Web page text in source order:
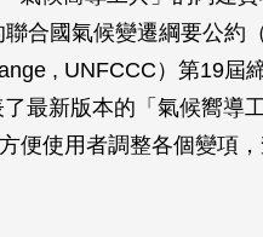
合國氣候變遷綱要公約
, UNFCCC）第19屆
最新版本的「氣候嚮導
便使用者調整各個變項